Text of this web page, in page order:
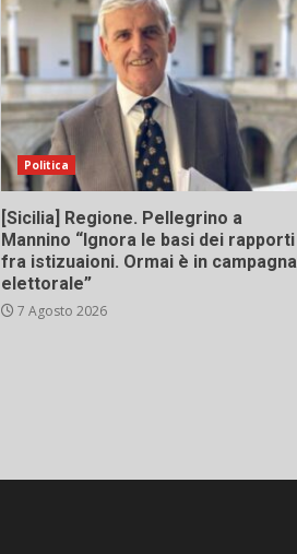
Politica
[Sicilia] Regione. Pellegrino a
Mannino “Ignora le basi dei rapporti
fra istizuaioni. Ormai è in campagna
elettorale”
7 Agosto 2026